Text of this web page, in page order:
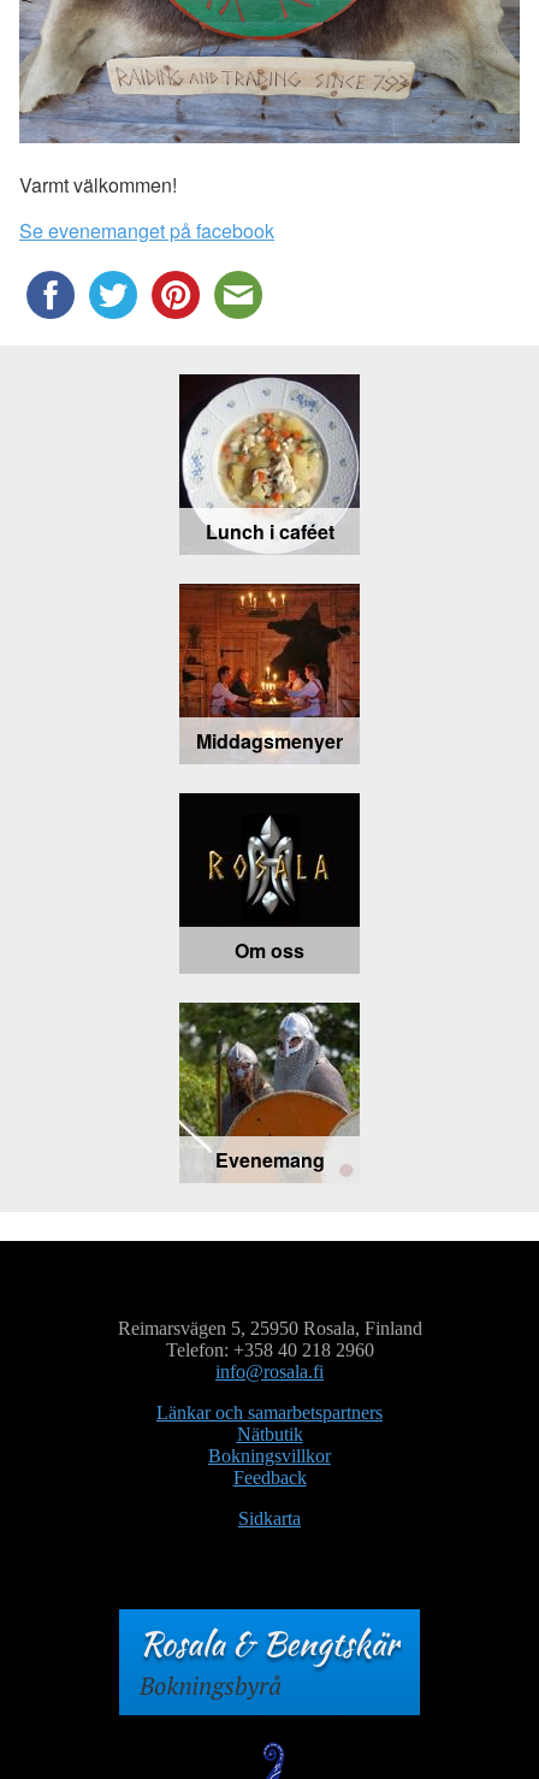
Varmt välkommen!
Se evenemanget på facebook
Lunch i caféet
Middagsmenyer
Om oss
Evenemang
Reimarsvägen 5, 25950 Rosala, Finland
Telefon: +358 40 218 2960
info@rosala.fi
Länkar och samarbetspartners
Nätbutik
Bokningsvillkor
Feedback
Sidkarta